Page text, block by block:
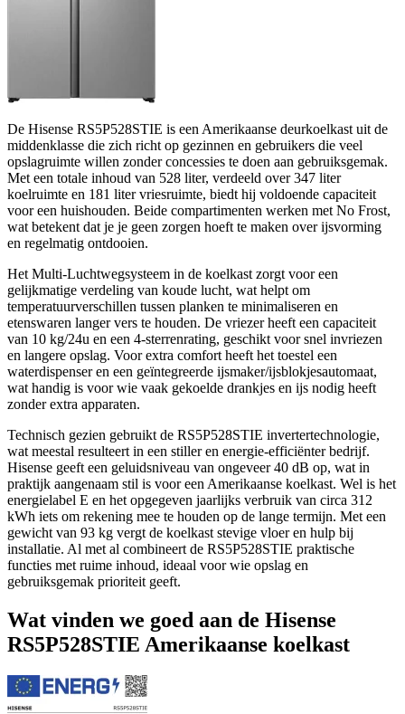
De Hisense RS5P528STIE is een Amerikaanse deurkoelkast uit de
middenklasse die zich richt op gezinnen en gebruikers die veel
opslagruimte willen zonder concessies te doen aan gebruiksgemak.
Met een totale inhoud van 528 liter, verdeeld over 347 liter
koelruimte en 181 liter vriesruimte, biedt hij voldoende capaciteit
voor een huishouden. Beide compartimenten werken met No Frost,
wat betekent dat je je geen zorgen hoeft te maken over ijsvorming
en regelmatig ontdooien.
Het Multi-Luchtwegsysteem in de koelkast zorgt voor een
gelijkmatige verdeling van koude lucht, wat helpt om
temperatuurverschillen tussen planken te minimaliseren en
etenswaren langer vers te houden. De vriezer heeft een capaciteit
van 10 kg/24u en een 4-sterrenrating, geschikt voor snel invriezen
en langere opslag. Voor extra comfort heeft het toestel een
waterdispenser en een geïntegreerde ijsmaker/ijsblokjesautomaat,
wat handig is voor wie vaak gekoelde drankjes en ijs nodig heeft
zonder extra apparaten.
Technisch gezien gebruikt de RS5P528STIE invertertechnologie,
wat meestal resulteert in een stiller en energie-efficiënter bedrijf.
Hisense geeft een geluidsniveau van ongeveer 40 dB op, wat in
praktijk aangenaam stil is voor een Amerikaanse koelkast. Wel is het
energielabel E en het opgegeven jaarlijks verbruik van circa 312
kWh iets om rekening mee te houden op de lange termijn. Met een
gewicht van 93 kg vergt de koelkast stevige vloer en hulp bij
installatie. Al met al combineert de RS5P528STIE praktische
functies met ruime inhoud, ideaal voor wie opslag en
gebruiksgemak prioriteit geeft.
Wat vinden we goed aan de Hisense
RS5P528STIE Amerikaanse koelkast